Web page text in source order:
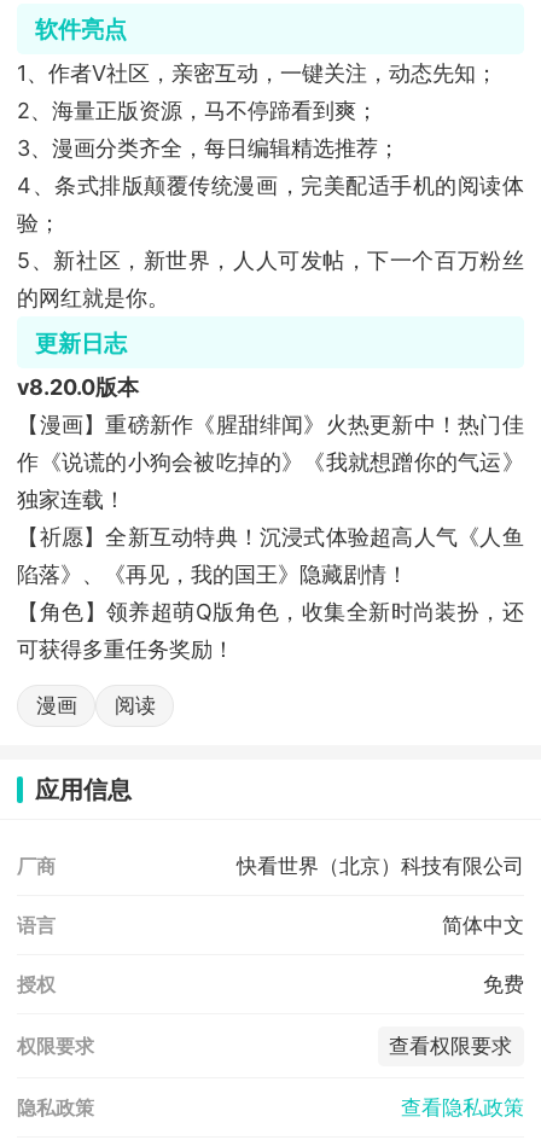
软件亮点
1、作者V社区，亲密互动，一键关注，动态先知；
2、海量正版资源，马不停蹄看到爽；
3、漫画分类齐全，每日编辑精选推荐；
4、条式排版颠覆传统漫画，完美配适手机的阅读体
验；
5、新社区，新世界，人人可发帖，下一个百万粉丝
的网红就是你。
更新日志
v8.20.0版本
【漫画】重磅新作《腥甜绯闻》火热更新中！热门佳
作《说谎的小狗会被吃掉的》《我就想蹭你的气运》
独家连载！
【祈愿】全新互动特典！沉浸式体验超高人气《人鱼
陷落》、《再见，我的国王》隐藏剧情！
【角色】领养超萌Q版角色，收集全新时尚装扮，还
可获得多重任务奖励！
漫画 阅读
应用信息
厂商 快看世界（北京）科技有限公司
语言 简体中文
授权 免费
权限要求 查看权限要求
隐私政策 查看隐私政策